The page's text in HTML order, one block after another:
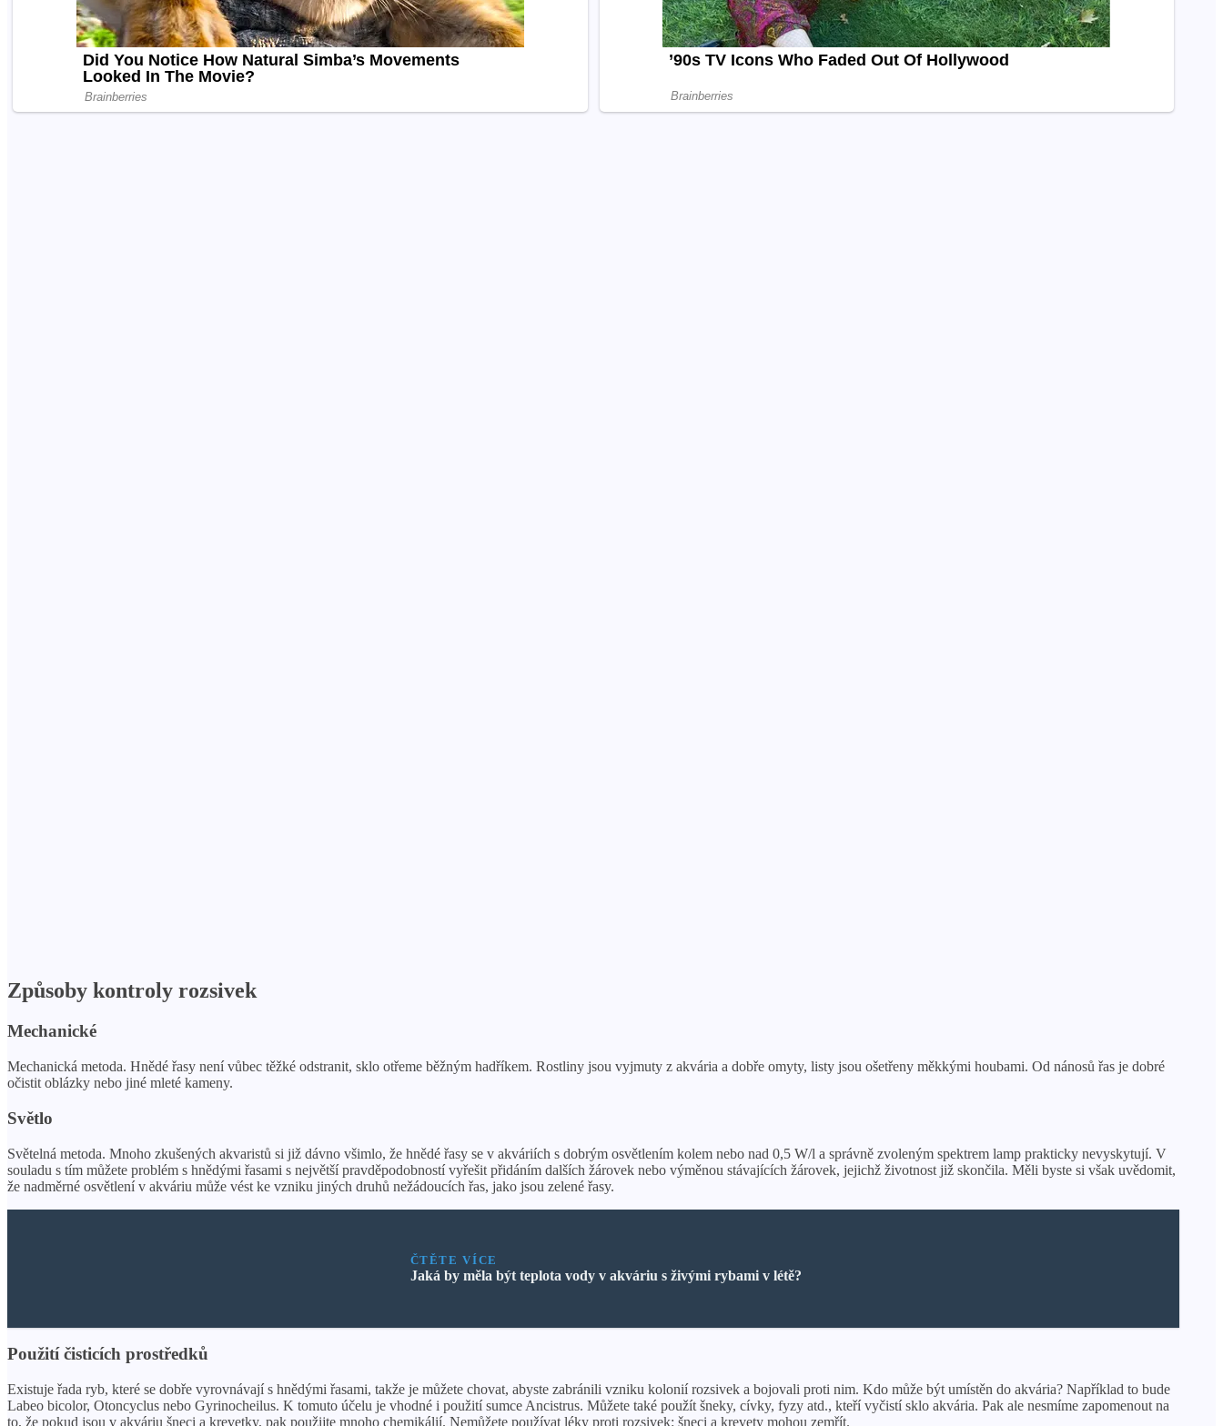
Způsoby kontroly rozsivek
Mechanické
Mechanická metoda. Hnědé řasy není vůbec těžké odstranit, sklo otřeme běžným hadříkem. Rostliny jsou vyjmuty z akvária a dobře omyty, listy jsou ošetřeny měkkými houbami. Od nánosů řas je dobré
očistit oblázky nebo jiné mleté ​​kameny.
Světlo
Světelná metoda. Mnoho zkušených akvaristů si již dávno všimlo, že hnědé řasy se v akváriích s dobrým osvětlením kolem nebo nad 0,5 W/l a správně zvoleným spektrem lamp prakticky nevyskytují. V
souladu s tím můžete problém s hnědými řasami s největší pravděpodobností vyřešit přidáním dalších žárovek nebo výměnou stávajících žárovek, jejichž životnost již skončila. Měli byste si však uvědomit,
že nadměrné osvětlení v akváriu může vést ke vzniku jiných druhů nežádoucích řas, jako jsou zelené řasy.
ČTĚTE VÍCE
Jaká by měla být teplota vody v akváriu s živými rybami v létě?
Použití čisticích prostředků
Existuje řada ryb, které se dobře vyrovnávají s hnědými řasami, takže je můžete chovat, abyste zabránili vzniku kolonií rozsivek a bojovali proti nim. Kdo může být umístěn do akvária? Například to bude
Labeo bicolor, Otoncyclus nebo Gyrinocheilus. K tomuto účelu je vhodné i použití sumce Ancistrus. Můžete také použít šneky, cívky, fyzy atd., kteří vyčistí sklo akvária. Pak ale nesmíme zapomenout na
to, že pokud jsou v akváriu šneci a krevetky, pak použijte mnoho chemikálií. Nemůžete používat léky proti rozsivek: šneci a krevety mohou zemřít.